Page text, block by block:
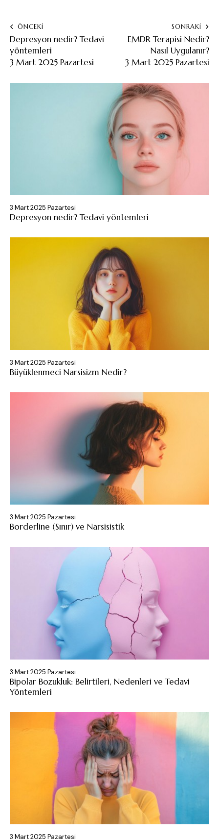
ÖNCEKİ
Depresyon nedir? Tedavi
yöntemleri
3 Mart 2025 Pazartesi
SONRAKİ
EMDR Terapisi Nedir?
Nasıl Uygulanır?
3 Mart 2025 Pazartesi
3 Mart 2025 Pazartesi
Depresyon nedir? Tedavi yöntemleri
3 Mart 2025 Pazartesi
Büyüklenmeci Narsisizm Nedir?
3 Mart 2025 Pazartesi
Borderline (Sınır) ve Narsisistik
3 Mart 2025 Pazartesi
Bipolar Bozukluk: Belirtileri, Nedenleri ve Tedavi
Yöntemleri
3 Mart 2025 Pazartesi